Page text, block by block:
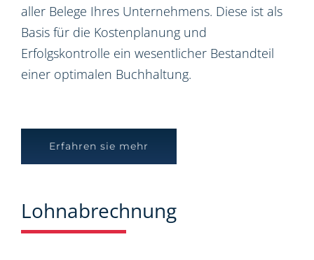
aller Belege Ihres Unternehmens. Diese ist als
Basis für die Kostenplanung und
Erfolgskontrolle ein wesentlicher Bestandteil
einer optimalen Buchhaltung.
Erfahren sie mehr
Lohnabrechnung